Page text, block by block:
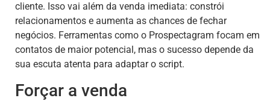
cliente. Isso vai além da venda imediata: constrói
relacionamentos e aumenta as chances de fechar
negócios. Ferramentas como o Prospectagram focam em
contatos de maior potencial, mas o sucesso depende da
sua escuta atenta para adaptar o script.
Forçar a venda